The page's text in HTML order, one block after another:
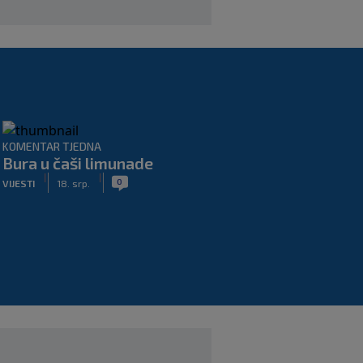
KOMENTAR TJEDNA
Bura u čaši limunade
VIJESTI
|
18. srp.
| 0